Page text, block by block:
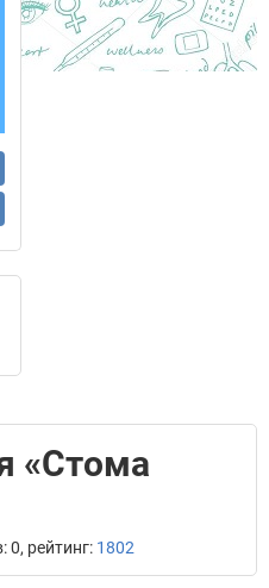
«Стома
0, рейтинг: 1802